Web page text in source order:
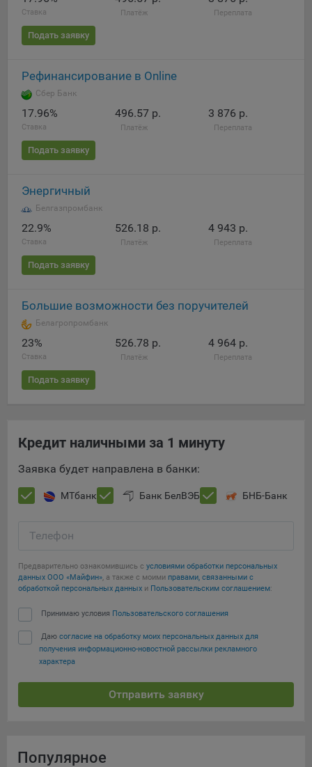
Ставка Платёж Переплата
Подать заявку
Рефинансирование в Online
Сбер Банк
17.96%
Ставка
496.57 р.
Платёж
3 876 р.
Переплата
Подать заявку
Энергичный
Белгазпромбанк
22.9%
Ставка
526.18 р.
Платёж
4 943 р.
Переплата
Подать заявку
Большие возможности без поручителей
Белагропромбанк
23%
Ставка
526.78 р.
Платёж
4 964 р.
Переплата
Подать заявку
Кредит наличными за 1 минуту
Заявка будет направлена в банки:
МТбанк Банк БелВЭБ БНБ-Банк
Телефон
Предварительно ознакомившись с условиями обработки персональных
данных ООО «Майфин», а также с моими правами, связанными с
обработкой персональных данных и Пользовательским соглашением:
Принимаю условия Пользовательского соглашения
Даю согласие на обработку моих персональных данных для
получения информационно-новостной рассылки рекламного
характера
Отправить заявку
Популярное